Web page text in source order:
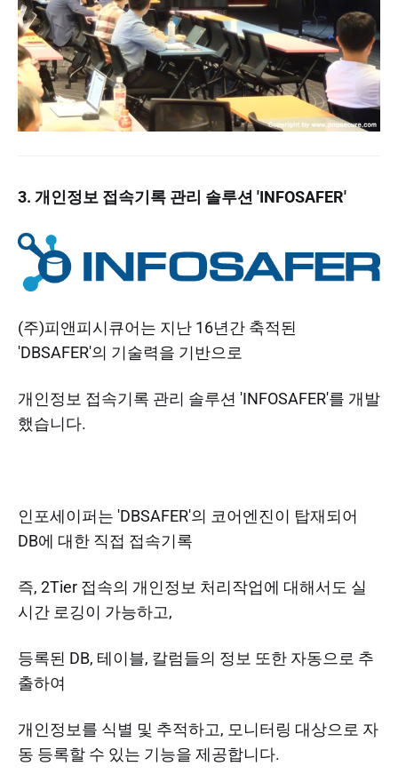
3. 개인정보 접속기록 관리 솔루션 'INFOSAFER'
(주)피앤피시큐어는 지난 16년간 축적된
'DBSAFER'의 기술력을 기반으로
개인정보 접속기록 관리 솔루션 'INFOSAFER'를 개발
했습니다.
인포세이퍼는 'DBSAFER'의 코어엔진이 탑재되어
DB에 대한 직접 접속기록
즉, 2Tier 접속의 개인정보 처리작업에 대해서도 실
시간 로깅이 가능하고,
등록된 DB, 테이블, 칼럼들의 정보 또한 자동으로 추
출하여
개인정보를 식별 및 추적하고, 모니터링 대상으로 자
동 등록할 수 있는 기능을 제공합니다.